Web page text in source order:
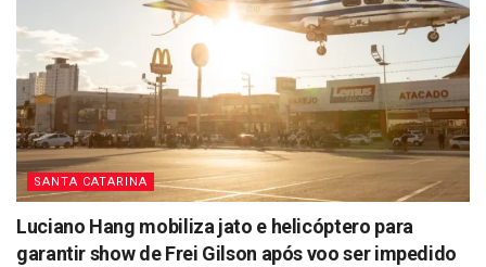
SANTA CATARINA
Luciano Hang mobiliza jato e helicóptero para
garantir show de Frei Gilson após voo ser impedido